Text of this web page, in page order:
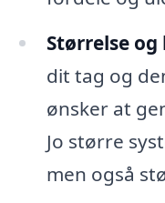
Størrelse
dit tag og
ønsker at
Jo større
men også